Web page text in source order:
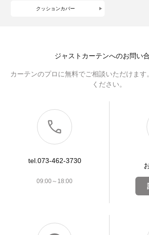
クッションカバー
ジャストカーテンへのお問い
カーテンのプロに無料でご相談いただけま
ください。
tel.073-462-3730
09:00～18:00